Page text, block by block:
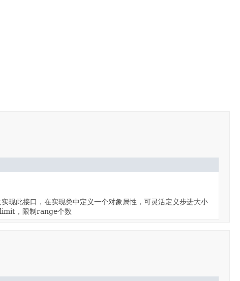
现此接口，在实现类中定义一个对象属性，可灵活定义步进大小
limit，限制range个数